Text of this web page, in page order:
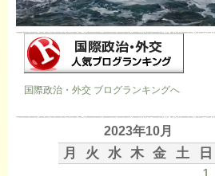
国際政治・外交 ブログランキングへ
2023年10月
月 火 水 木 金 土
日